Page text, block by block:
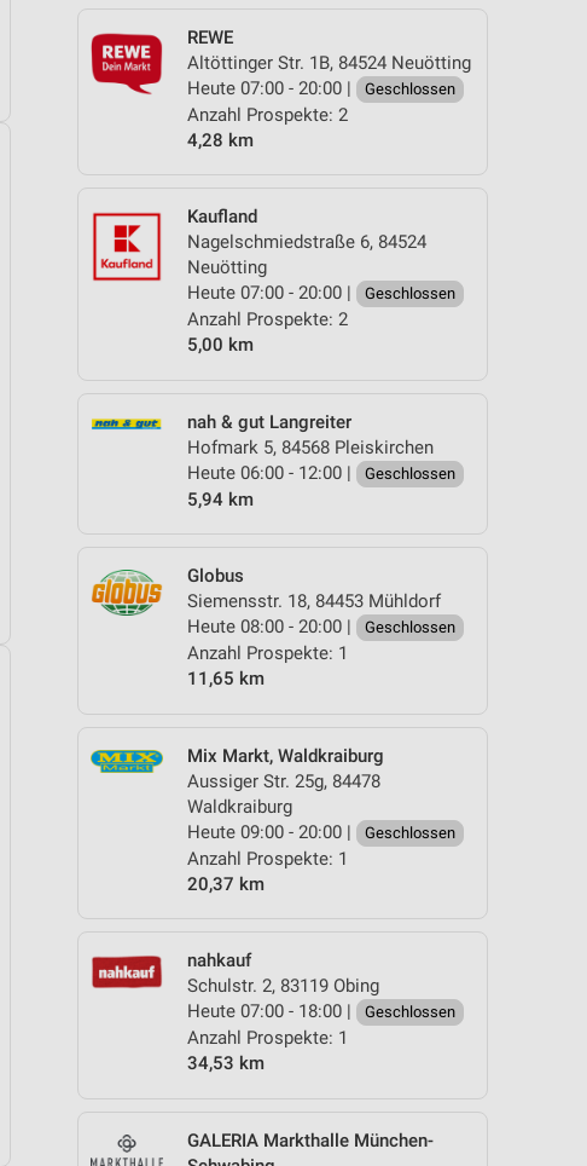
REWE
Altöttinger Str. 1B, 84524 Neuötting
Heute 07:00 - 20:00 |
Geschlossen
Anzahl Prospekte: 2
4,28 km
Kaufland
Nagelschmiedstraße 6, 84524
Neuötting
Heute 07:00 - 20:00 |
Geschlossen
Anzahl Prospekte: 2
5,00 km
nah & gut Langreiter
Hofmark 5, 84568 Pleiskirchen
Heute 06:00 - 12:00 |
Geschlossen
5,94 km
Globus
Siemensstr. 18, 84453 Mühldorf
Heute 08:00 - 20:00 |
Geschlossen
Anzahl Prospekte: 1
11,65 km
Mix Markt, Waldkraiburg
Aussiger Str. 25g, 84478
Waldkraiburg
Heute 09:00 - 20:00 |
Geschlossen
Anzahl Prospekte: 1
20,37 km
nahkauf
Schulstr. 2, 83119 Obing
Heute 07:00 - 18:00 |
Geschlossen
Anzahl Prospekte: 1
34,53 km
GALERIA Markthalle München-